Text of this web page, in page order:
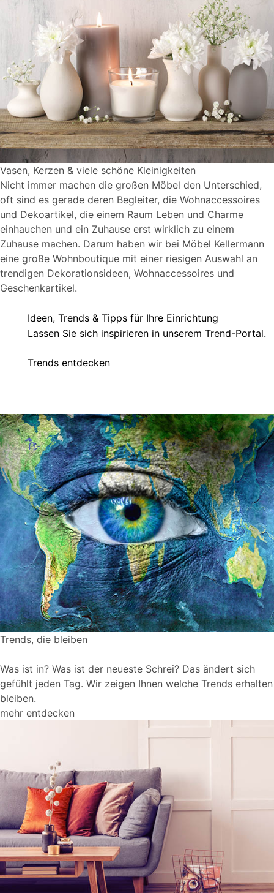
Vasen, Kerzen & viele schöne Kleinigkeiten
Nicht immer machen die großen Möbel den Unterschied,
oft sind es gerade deren Begleiter, die Wohnaccessoires
und Dekoartikel, die einem Raum Leben und Charme
einhauchen und ein Zuhause erst wirklich zu einem
Zuhause machen. Darum haben wir bei Möbel Kellermann
eine große Wohnboutique mit einer riesigen Auswahl an
trendigen Dekorationsideen, Wohnaccessoires und
Geschenkartikel.
Ideen, Trends & Tipps für Ihre Einrichtung
Lassen Sie sich inspirieren in unserem Trend-Portal.
Trends entdecken
Trends, die bleiben
Was ist in? Was ist der neueste Schrei? Das ändert sich
gefühlt jeden Tag. Wir zeigen Ihnen welche Trends erhalten
bleiben.
mehr entdecken